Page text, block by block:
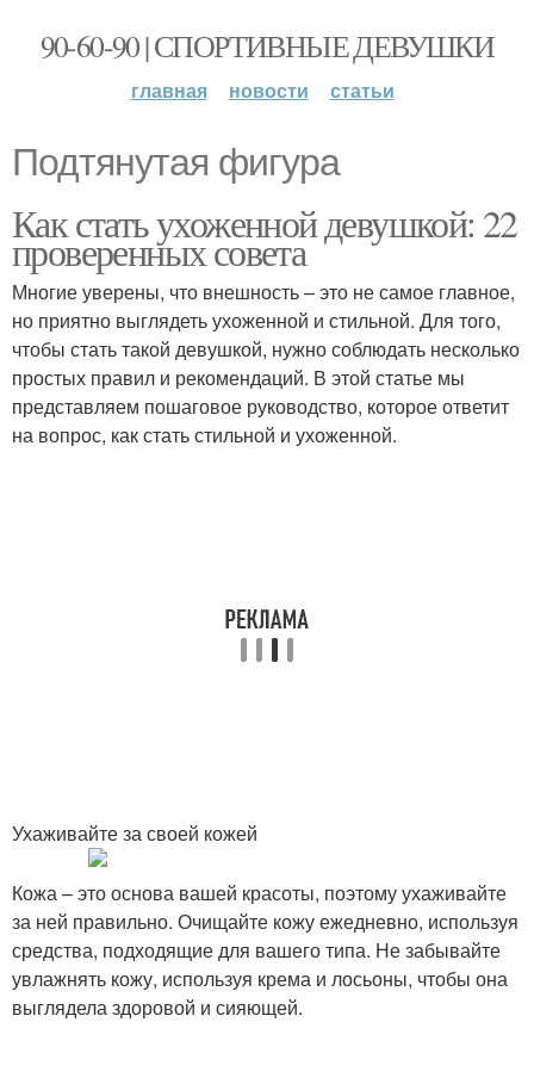
90-60-90 | СПОРТИВНЫЕ ДЕВУШКИ
главная новости статьи
Подтянутая фигура
Как стать ухоженной девушкой: 22
проверенных совета
Многие уверены, что внешность – это не самое главное,
но приятно выглядеть ухоженной и стильной. Для того,
чтобы стать такой девушкой, нужно соблюдать несколько
простых правил и рекомендаций. В этой статье мы
представляем пошаговое руководство, которое ответит
на вопрос, как стать стильной и ухоженной.
Ухаживайте за своей кожей
Кожа – это основа вашей красоты, поэтому ухаживайте
за ней правильно. Очищайте кожу ежедневно, используя
средства, подходящие для вашего типа. Не забывайте
увлажнять кожу, используя крема и лосьоны, чтобы она
выглядела здоровой и сияющей.